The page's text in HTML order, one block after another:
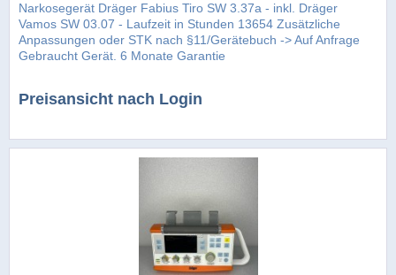
Narkosegerät Dräger Fabius Tiro SW 3.37a - inkl. Dräger
Vamos SW 03.07 - Laufzeit in Stunden 13654 Zusätzliche
Anpassungen oder STK nach §11/Gerätebuch -> Auf Anfrage
Gebraucht Gerät. 6 Monate Garantie
Preisansicht nach Login